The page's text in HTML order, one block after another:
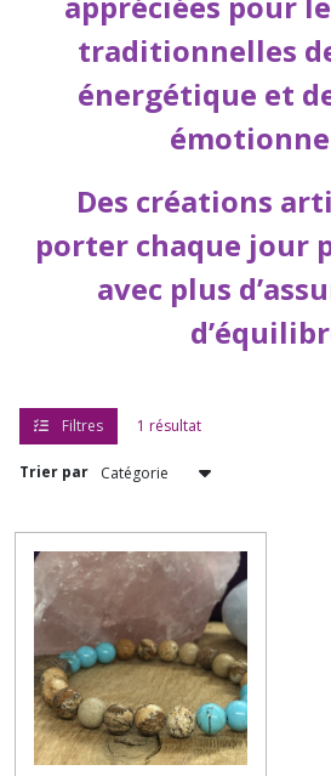
traditionnelles
énergétique et
Des créations
porter chaque jour
avec plus
Filtres 1 résultat
Trier par